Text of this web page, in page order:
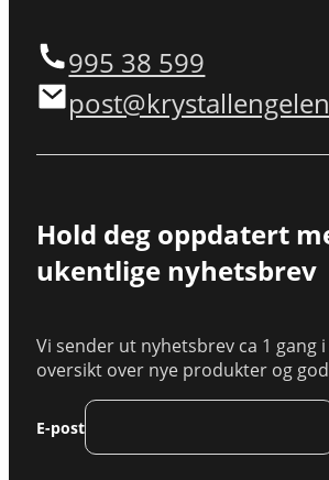
995 38 599
Hold deg oppdatert
ukentlige nyhetsbrev
Vi sender ut nyhetsbrev ca 1 gang i
oversikt over nye produkter og
E-post